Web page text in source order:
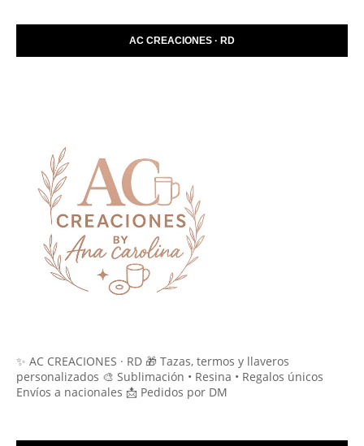
AC CREACIONES · RD
✨ AC CREACIONES · RD 🎁 Tazas, termos y llaveros
personalizados 🎨 Sublimación • Resina • Regalos únicos
Envíos a nacionales 📩 Pedidos por DM